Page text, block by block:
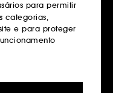
do
para permitir
categorias,
e para proteger
desativados.